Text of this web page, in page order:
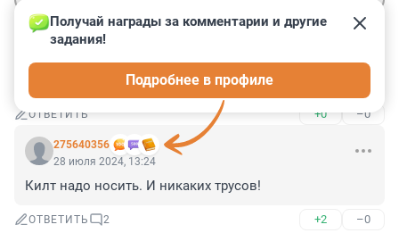
Гость
стринги это 100% мужское белье
ОТВЕТИТЬ +0 –0
275640356
Получай награды за комментарии и другие
задания!
Подробнее в профиле
28 июля 2024, 13:24
Килт надо носить. И никаких трусов!
ОТВЕТИТЬ 2 +2 –0